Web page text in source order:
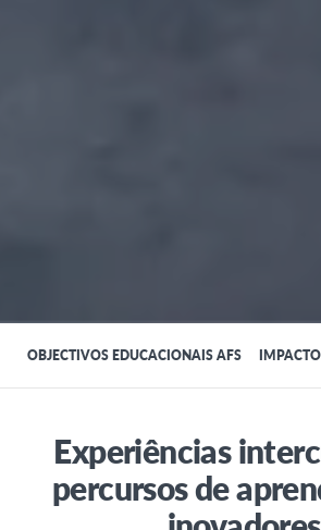
OBJECTIVOS EDUCACIONAIS AFS
Experiências
percursos de